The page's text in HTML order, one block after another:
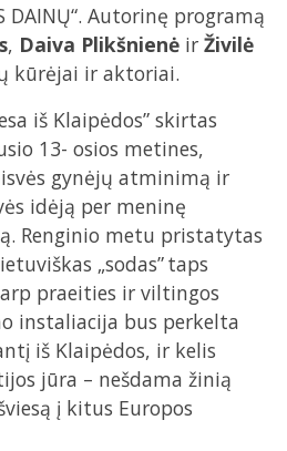
DAINŲ“. Autorinę programą
, Daiva Plikšnienė ir Živilė
kūrėjai ir aktoriai.
iš Klaipėdos” skirtas
13- osios metines,
gynėjų atminimą ir
idėją per meninę
Renginio metu pristatytas
„sodas” taps
praeities ir viltingos
instaliacija bus perkelta
iš Klaipėdos, ir kelis
jūra – nešdama žinią
į kitus Europos